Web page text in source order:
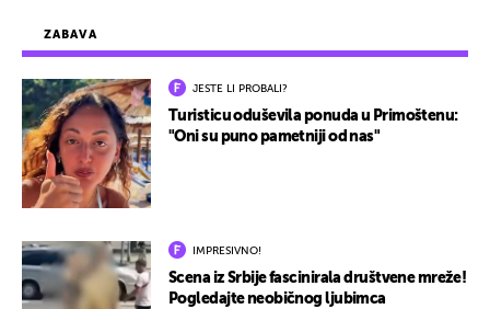
ZABAVA
JESTE LI PROBALI?
Turisticu oduševila ponuda u Primoštenu:
"Oni su puno pametniji od nas"
IMPRESIVNO!
Scena iz Srbije fascinirala društvene mreže!
Pogledajte neobičnog ljubimca